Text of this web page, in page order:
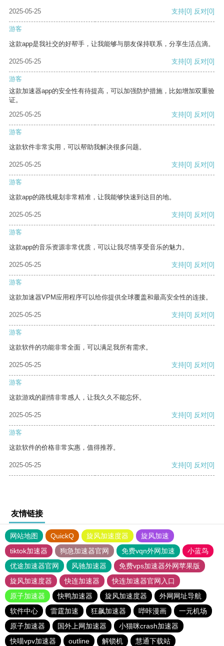
2025-05-25 支持[0] 反对[0]
游客
这款app是我社交的好帮手，让我能够与朋友保持联系，分享生活点滴。
2025-05-25 支持[0] 反对[0]
游客
这款加速器app的安全性有待提高，可以加强防护措施，比如增加双重验
证。
2025-05-25
支持[0] 反对[0]
游客
这款软件非常实用，可以帮助我解决很多问题。
2025-05-25 支持[0] 反对[0]
游客
这款app的路线规划非常精准，让我能够快速到达目的地。
2025-05-25 支持[0] 反对[0]
游客
这款app的音乐资源非常优质，可以让我尽情享受音乐的魅力。
2025-05-25 支持[0] 反对[0]
游客
这款加速器VPM应用程序可以给你提供全球覆盖和最高安全性的连接。
2025-05-25 支持[0] 反对[0]
游客
这款软件的功能非常全面，可以满足我所有需求。
2025-05-25 支持[0] 反对[0]
游客
这款游戏的剧情非常感人，让我久久不能忘怀。
2025-05-25 支持[0] 反对[0]
游客
这款软件的价格非常实惠，值得推荐。
2025-05-25 支持[0] 反对[0]
友情链接
网站地图 QuickQ 旋风加速度器
旋风加速
tiktok加速器
狗急加速器官网 免费vqn外网加速
小蓝鸟
优途加速器官网
风驰加速器
免费vps加速器外网苹果版
旋风加速度器
快连加速器
快连加速器官网入口
原子加速器
快鸭加速器 旋风加速度器
外网网址导航
软件中心
雷霆加速 狂飙加速器 哔咔漫画
一元机场
原子加速器
国外上网加速器
小猫咪crash加速器
快喵vpv加速器
outline 解锁机 慧通下载站